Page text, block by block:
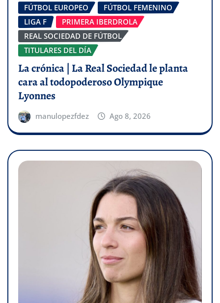
FÚTBOL EUROPEO
FÚTBOL FEMENINO
LIGA F
PRIMERA IBERDROLA
REAL SOCIEDAD DE FÚTBOL
TITULARES DEL DÍA
La crónica | La Real Sociedad le planta
cara al todopoderoso Olympique
Lyonnes
manulopezfdez Ago 8, 2026